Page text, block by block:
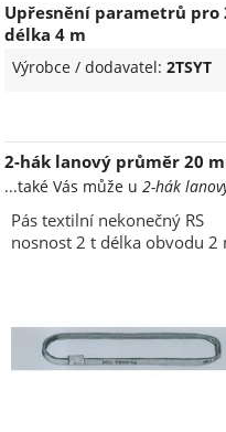
Upřesnění parametrů pro
délka 4 m
Výrobce / dodavatel:2TSYT
2-hák lanový průměr 20
...také Vás může u2-hák
Pás textilní nekonečný RS
nosnost 2 t délka obvodu 2